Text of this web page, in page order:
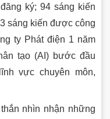
ký; 94 sáng kiến
sáng kiến được công
ty Phát điện 1 năm
tạo (AI) bước đầu
vực chuyên môn,
nhìn nhận những